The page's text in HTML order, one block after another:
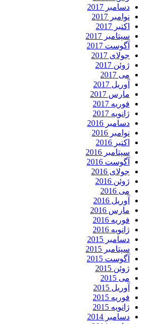
دسامبر 2017
نوامبر 2017
اکتبر 2017
سپتامبر 2017
آگوست 2017
جولای 2017
ژوئن 2017
می 2017
آوریل 2017
مارس 2017
فوریه 2017
ژانویه 2017
دسامبر 2016
نوامبر 2016
اکتبر 2016
سپتامبر 2016
آگوست 2016
جولای 2016
ژوئن 2016
می 2016
آوریل 2016
مارس 2016
فوریه 2016
ژانویه 2016
دسامبر 2015
سپتامبر 2015
آگوست 2015
ژوئن 2015
می 2015
آوریل 2015
فوریه 2015
ژانویه 2015
دسامبر 2014